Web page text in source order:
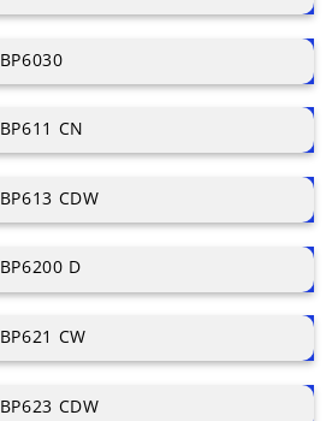
CN
CDW
D
CW
CDW